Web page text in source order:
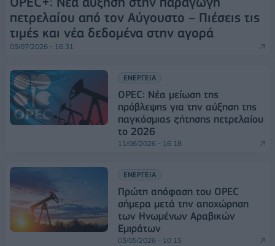
πετρελαίου από τον Αύγουστο – Πιέσεις τις
τιμές και νέα δεδομένα στην αγορά
05/07/2026 - 16:31
ΕΝΕΡΓΕΙΑ
OPEC: Νέα μείωση της
πρόβλεψης για την αύξηση της
παγκόσμιας ζήτησης πετρελαίου
το 2026
11/06/2026 - 16:18
ΕΝΕΡΓΕΙΑ
Πρώτη απόφαση του OPEC
σήμερα μετά την αποχώρηση
των Ηνωμένων Αραβικών
Εμιράτων
03/05/2026 - 10:15